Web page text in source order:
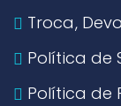
Troca,
Política de
Política de